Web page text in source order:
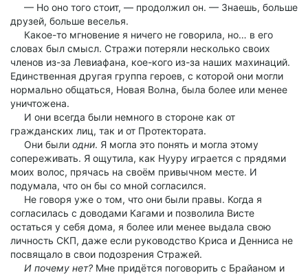
— Но оно того стоит, — продолжил он. — Знаешь, больше
друзей, больше веселья.
Какое-то мгновение я ничего не говорила, но… в его
словах был смысл. Стражи потеряли несколько своих
членов из-за Левиафана, кое-кого из-за наших махинаций.
Единственная другая группа героев, с которой они могли
нормально общаться, Новая Волна, была более или менее
уничтожена.
И они всегда были немного в стороне как от
гражданских лиц, так и от Протектората.
Они были одни. Я могла это понять и могла этому
сопереживать. Я ощутила, как Нууру играется с прядями
моих волос, прячась на своём привычном месте. И
подумала, что он бы со мной согласился.
Не говоря уже о том, что они были правы. Когда я
согласилась с доводами Кагами и позволила Висте
остаться у себя дома, я более или менее выдала свою
личность СКП, даже если руководство Криса и Денниса не
посвящало в свои подозрения Стражей.
И почему нет? Мне придётся поговорить с Брайаном и